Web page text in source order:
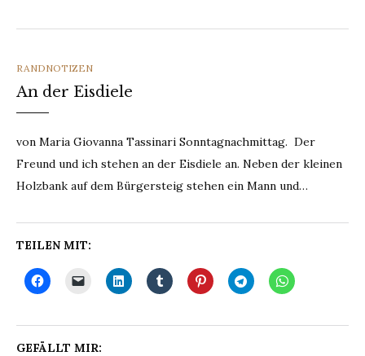
CATEGORIES
RANDNOTIZEN
An der Eisdiele
von Maria Giovanna Tassinari Sonntagnachmittag. Der
Freund und ich stehen an der Eisdiele an. Neben der kleinen
Holzbank auf dem Bürgersteig stehen ein Mann und…
TEILEN MIT:
GEFÄLLT MIR: